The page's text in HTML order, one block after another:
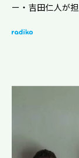
ー・吉田仁人が